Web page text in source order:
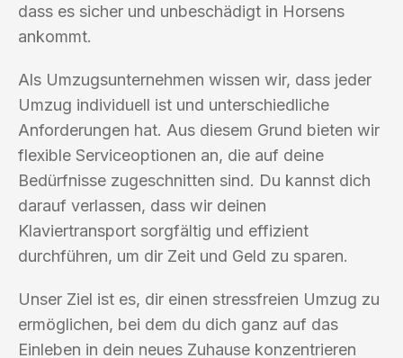
dass es sicher und unbeschädigt in Horsens
ankommt.
Als Umzugsunternehmen wissen wir, dass jeder
Umzug individuell ist und unterschiedliche
Anforderungen hat. Aus diesem Grund bieten wir
flexible Serviceoptionen an, die auf deine
Bedürfnisse zugeschnitten sind. Du kannst dich
darauf verlassen, dass wir deinen
Klaviertransport sorgfältig und effizient
durchführen, um dir Zeit und Geld zu sparen.
Unser Ziel ist es, dir einen stressfreien Umzug zu
ermöglichen, bei dem du dich ganz auf das
Einleben in dein neues Zuhause konzentrieren